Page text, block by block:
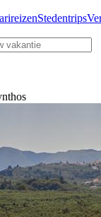
Stedentrips